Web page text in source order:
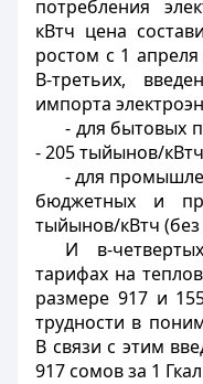
потребления
кВтч цена
ростом с 1 апреля
В-третьих,
импорта
- для бытовых
- 205 тыйынов/
- для
бюджетных и
тыйынов/кВтч (без
И в-
тарифах на
размере 917 и
трудности в
В связи с этим
917 сомов за 1